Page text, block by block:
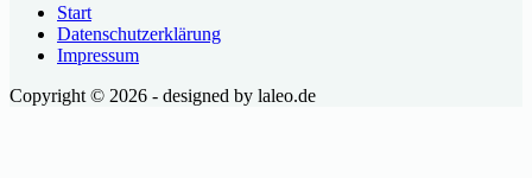
Start
Datenschutzerklärung
Impressum
Copyright © 2026 - designed by laleo.de